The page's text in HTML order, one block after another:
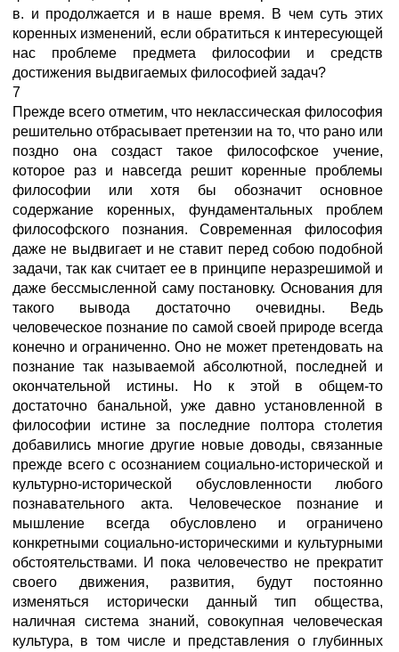
в. и продолжается и в наше время. В чем суть этих
коренных изменений, если обратиться к интересующей
нас проблеме предмета философии и средств
достижения выдвигаемых философией задач?
7
Прежде всего отметим, что неклассическая философия
решительно отбрасывает претензии на то, что рано или
поздно она создаст такое философское учение,
которое раз и навсегда решит коренные проблемы
философии или хотя бы обозначит основное
содержание коренных, фундаментальных проблем
философского познания. Современная философия
даже не выдвигает и не ставит перед собою подобной
задачи, так как считает ее в принципе неразрешимой и
даже бессмысленной саму постановку. Основания для
такого вывода достаточно очевидны. Ведь
человеческое познание по самой своей природе всегда
конечно и ограниченно. Оно не может претендовать на
познание так называемой абсолютной, последней и
окончательной истины. Но к этой в общем-то
достаточно банальной, уже давно установленной в
философии истине за последние полтора столетия
добавились многие другие новые доводы, связанные
прежде всего с осознанием социально-исторической и
культурно-исторической обусловленности любого
познавательного акта. Человеческое познание и
мышление всегда обусловлено и ограничено
конкретными социально-историческими и культурными
обстоятельствами. И пока человечество не прекратит
своего движения, развития, будут постоянно
изменяться исторически данный тип общества,
наличная система знаний, совокупная человеческая
культура, в том числе и представления о глубинных